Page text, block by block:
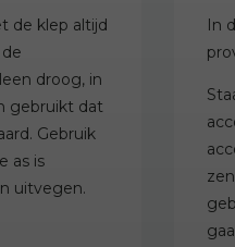
de klep altijd
droog, in
gebruikt dat
Gebruik
as is
uitvegen.
In